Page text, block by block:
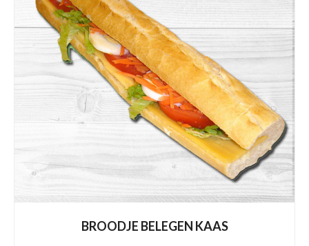
BROODJE BELEGEN KAAS